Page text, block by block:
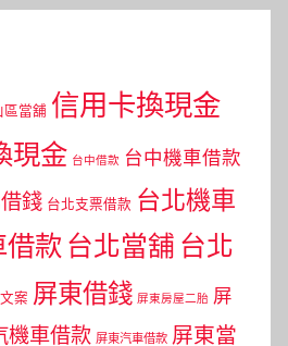
區當舖 信用卡換現金
現金 台中借款 台中機車借款
錢 台北支票借款 台北機車
借款 台北當舖 台北
案 屏東借錢 屏東房屋二胎 屏
機車借款 屏東汽車借款 屏東當